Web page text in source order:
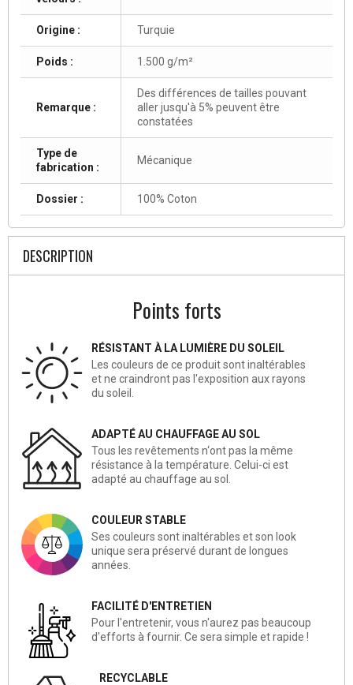
Origine : Turquie
Poids : 1.500 g/m²
Remarque :
Des différences de tailles pouvant
aller jusqu'à 5% peuvent être
constatées
Type de
fabrication :
Mécanique
Dossier : 100% Coton
DESCRIPTION
Points forts
RÉSISTANT À LA LUMIÈRE DU SOLEIL
Les couleurs de ce produit sont inaltérables
et ne craindront pas l'exposition aux rayons
du soleil.
ADAPTÉ AU CHAUFFAGE AU SOL
Tous les revêtements n‘ont pas la même
résistance à la température. Celui-ci est
adapté au chauffage au sol.
COULEUR STABLE
Ses couleurs sont inaltérables et son look
unique sera préservé durant de longues
années.
FACILITÉ D'ENTRETIEN
Pour l'entretenir, vous n'aurez pas beaucoup
d'efforts à fournir. Ce sera simple et rapide !
RECYCLABLE